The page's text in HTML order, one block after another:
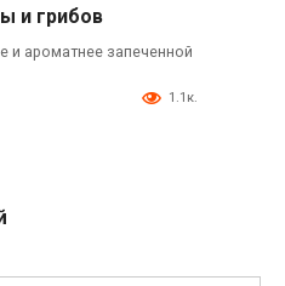
и грибов
и ароматнее запеченной
1.1к.